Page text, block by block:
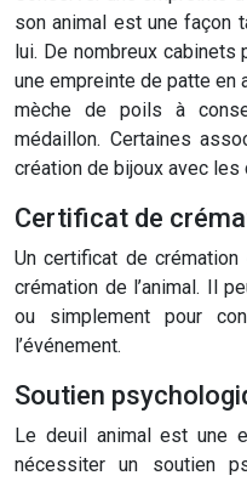
son animal est une façon
lui. De nombreux
une empreinte de patte en
mèche de poils à
médaillon. Certaines
création de bijoux avec les
Certificat de
Un certificat de
crémation de l’animal. Il
ou simplement pour
l’événement.
Soutien
Le deuil animal est une
nécessiter un soutien